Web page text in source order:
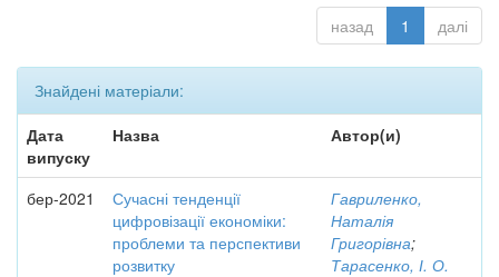
назад 1 далі
Знайдені матеріали:
Дата
випуску
Назва Автор(и)
бер-2021
Сучасні тенденції
цифровізації економіки:
проблеми та перспективи
розвитку
Гавриленко,
Наталія
Григорівна;
Тарасенко, І. О.